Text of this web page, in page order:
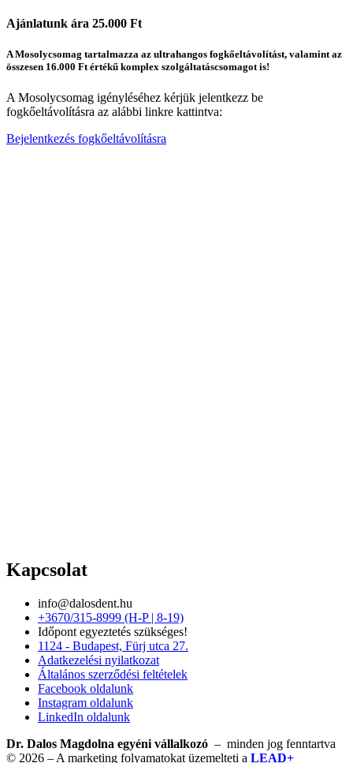
Ajánlatunk ára 25.000 Ft
A Mosolycsomag tartalmazza az ultrahangos fogkőeltávolítást, valamint az
összesen 16.000 Ft értékű komplex szolgáltatáscsomagot is!
A Mosolycsomag igényléséhez kérjük jelentkezz be
fogkőeltávolításra az alábbi linkre kattintva:
Bejelentkezés fogkőeltávolításra
Kapcsolat
info@dalosdent.hu
+3670/315-8999 (H-P | 8-19)
Időpont egyeztetés szükséges!
1124 - Budapest, Fürj utca 27.
Adatkezelési nyilatkozat
Általános szerződési feltételek
Facebook oldalunk
Instagram oldalunk
LinkedIn oldalunk
Dr. Dalos Magdolna egyéni vállalkozó – minden jog fenntartva
© 2026 – A marketing folyamatokat üzemelteti a LEAD+